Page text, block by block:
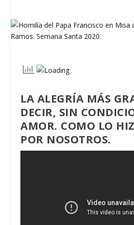
LA ALEGRÍA MÁS
DECIR, SIN
AMOR. COMO LO
POR NOSOTROS.